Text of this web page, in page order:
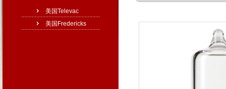
美国Televac
美国Fredericks